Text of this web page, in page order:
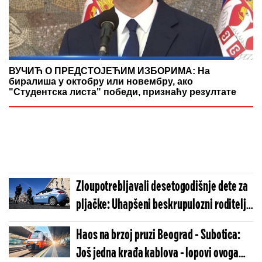
ВУЧИЋ О ПРЕДСТОЈЕЋИМ ИЗБОРИМА: На
биралиша у октобру или новембру, ако
"Студентска листа" победи, признаћу резултате
Zloupotrebljavali desetogodišnje dete za
pljačke: Uhapšeni beskrupulozni roditelji
sa Balkana
Haos na brzoj pruzi Beograd - Subotica:
Još jedna krađa kablova - lopovi ovoga